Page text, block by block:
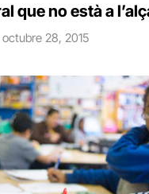
que no està a
octubre 28, 2015